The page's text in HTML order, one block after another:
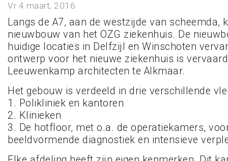
Vr 4 maart, 2016
Langs de A7, aan de westzijde van scheemda,
nieuwbouw van het OZG ziekenhuis. De
huidige locaties in Delfzijl en Winschoten
ontwerp voor het nieuwe ziekenhuis is
Leeuwenkamp architecten te Alkmaar.
Het gebouw is verdeeld in drie verschillende
1. Polikliniek en kantoren
2. Klinieken
3. De hotfloor, met o.a. de operatiekamers,
beeldvormende diagnostiek en intensieve